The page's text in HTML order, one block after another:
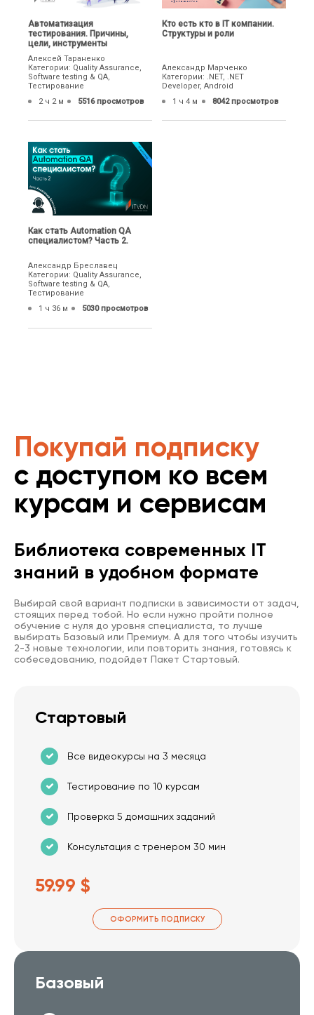
Автоматизация
тестирования. Причины,
цели, инструменты
Алексей Тараненко
Категории: Quality Assurance,
Software testing & QA,
Тестирование
2 ч 2 м
5516 просмотров
Кто есть кто в IT компании.
Структуры и роли
Александр Марченко
Категории: .NET, .NET
Developer, Android
1 ч 4 м
8042 просмотров
Как стать Automation QA
специалистом? Часть 2.
Александр Бреславец
Категории: Quality Assurance,
Software testing & QA,
Тестирование
1 ч 36 м
5030 просмотров
Покупай подписку
с доступом ко всем
курсам и сервисам
Библиотека современных IT
знаний в удобном формате
Выбирай свой вариант подписки в зависимости от задач,
стоящих перед тобой. Но если нужно пройти полное
обучение с нуля до уровня специалиста, то лучше
выбирать Базовый или Премиум. А для того чтобы изучить
2-3 новые технологии, или повторить знания, готовясь к
собеседованию, подойдет Пакет Стартовый.
Стартовый
Все видеокурсы на 3 месяца
Тестирование по 10 курсам
Проверка 5 домашних заданий
Консультация с тренером 30 мин
59.99 $
ОФОРМИТЬ ПОДПИСКУ
Базовый